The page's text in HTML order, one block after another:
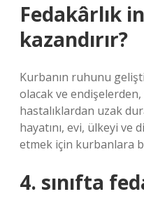
Fedakârlık
kazandırır?
Kurbanın ruhunu
olacak ve
hastalıklardan uzak
hayatını, evi, ülkeyi
etmek için kurbanlara
4. sınıfta